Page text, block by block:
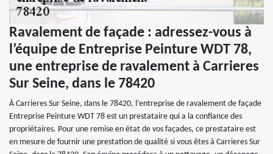
Ravalement de façade : adressez-vous à
l’équipe de Entreprise Peinture WDT 78,
une entreprise de ravalement à Carrieres
Sur Seine, dans le 78420
À Carrieres Sur Seine, dans le 78420, l’entreprise de ravalement de façade
Entreprise Peinture WDT 78 est un prestataire qui a la confiance des
propriétaires. Pour une remise en état de vos façades, ce prestataire est
en mesure de fournir une prestation de qualité si vous êtes à Carrieres Sur